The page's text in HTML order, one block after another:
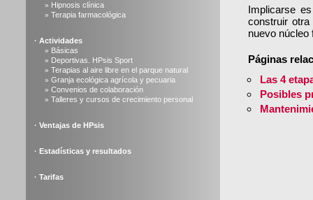
» Hipnosis clínica
» Terapia farmacológica
· Actividades
» Básicas
» Deportivas. HPsis Sport
» Terapias al aire libre en el parque natural
» Granja ecológica agrícola y pecuaria
» Convenios de colaboración
» Talleres y cursos de crecimiento personal
· Ventajas de HPsis
· Estadísticas y resultados
· Tarifas
Implicarse
construir
nuevo núcleo
Páginas
Las 4
Posibles